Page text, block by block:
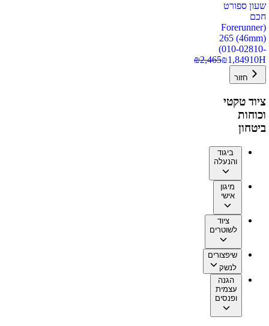
שעון ספורט
חכם
(Forerunner
265 (46mm)
(010-02810-
10H
₪1,849
₪2,465
חזור
ציוד טקטי
וכוחות
ביטחון
ביגוד
והנעלה
מיגון
אישי
ציוד
לשוטרים
שיפצורים
לנשק
הגנה
עצמית
ופנסים